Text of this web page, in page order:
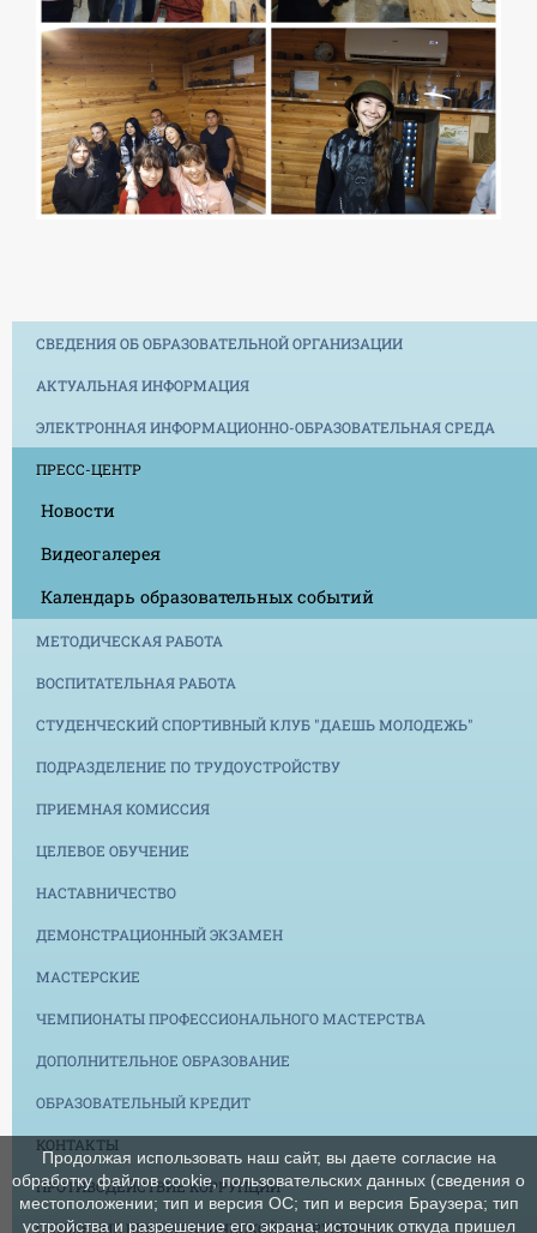
СВЕДЕНИЯ ОБ ОБРАЗОВАТЕЛЬНОЙ ОРГАНИЗАЦИИ
АКТУАЛЬНАЯ ИНФОРМАЦИЯ
ЭЛЕКТРОННАЯ ИНФОРМАЦИОННО-ОБРАЗОВАТЕЛЬНАЯ СРЕДА
ПРЕСС-ЦЕНТР
Новости
Видеогалерея
Календарь образовательных событий
МЕТОДИЧЕСКАЯ РАБОТА
ВОСПИТАТЕЛЬНАЯ РАБОТА
СТУДЕНЧЕСКИЙ СПОРТИВНЫЙ КЛУБ "ДАЕШЬ МОЛОДЕЖЬ"
ПОДРАЗДЕЛЕНИЕ ПО ТРУДОУСТРОЙСТВУ
ПРИЕМНАЯ КОМИССИЯ
ЦЕЛЕВОЕ ОБУЧЕНИЕ
НАСТАВНИЧЕСТВО
ДЕМОНСТРАЦИОННЫЙ ЭКЗАМЕН
МАСТЕРСКИЕ
ЧЕМПИОНАТЫ ПРОФЕССИОНАЛЬНОГО МАСТЕРСТВА
ДОПОЛНИТЕЛЬНОЕ ОБРАЗОВАНИЕ
ОБРАЗОВАТЕЛЬНЫЙ КРЕДИТ
КОНТАКТЫ
ПРОТИВОДЕЙСТВИЕ КОРРУПЦИИ
СНИЖЕНИЕ БЮРОКРАТИЧЕСКОЙ НАГРУЗКИ НА
Продолжая использовать наш сайт, вы даете согласие на
обработку файлов cookie, пользовательских данных (сведения о
местоположении; тип и версия ОС; тип и версия Браузера; тип
устройства и разрешение его экрана; источник откуда пришел